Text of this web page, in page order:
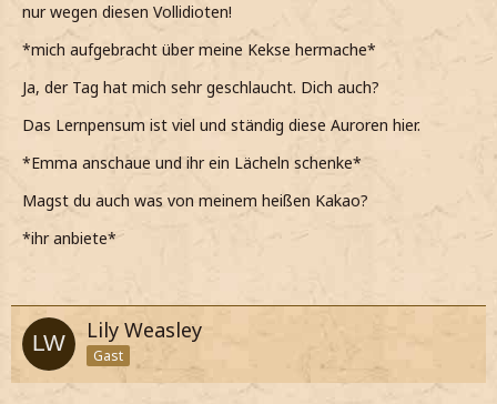
nur wegen diesen Vollidioten!
*mich aufgebracht über meine Kekse hermache*
Ja, der Tag hat mich sehr geschlaucht. Dich auch?
Das Lernpensum ist viel und ständig diese Auroren hier.
*Emma anschaue und ihr ein Lächeln schenke*
Magst du auch was von meinem heißen Kakao?
*ihr anbiete*
Lily Weasley
Gast